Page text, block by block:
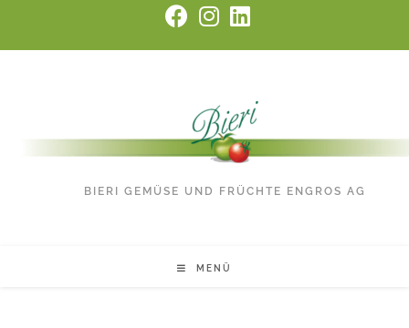
BIERI GEMÜSE UND FRÜCHTE ENGROS AG
MENÜ